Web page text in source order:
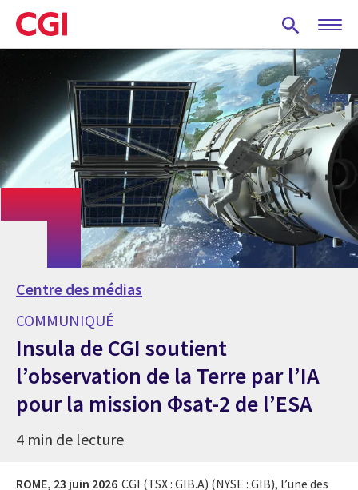
Skip
to
main
Centre des médias
COMMUNIQUÉ
Insula de CGI soutient
l’observation de la Terre par l’IA
pour la mission Φsat-2 de l’ESA
4 min de lecture
ROME, 23 juin 2026 CGI (TSX : GIB.A) (NYSE : GIB), l’une des